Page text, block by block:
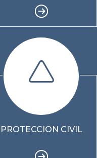
PROTECCION CIVIL